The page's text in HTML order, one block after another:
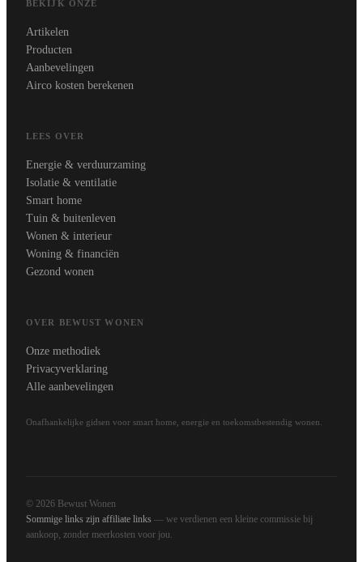
BEKIJK ONZE
Artikelen
Producten
Aanbevelingen
Airco kosten berekenen
LEES OVER
Energie & verduurzaming
Isolatie & ventilatie
Smart home
Tuin & buitenleven
Wonen & interieur
Woning & financiën
Gezond wonen
OVER BEWUST WONEN
Onze methodiek
Privacyverklaring
Alle aanbevelingen
Onafhankelijke gidsen voor smart home, energie en toekomstbestendig wonen.
© 2026 Bewust Wonen
Sommige links zijn affiliate links — we verdienen een kleine commissie bij
aankoop, zonder meerkosten voor jou.